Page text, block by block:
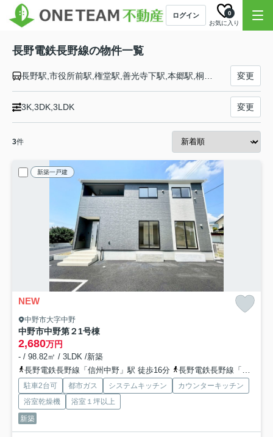
ログイン
お気に入り
0
長野電鉄長野線の物件一覧
変更
3K,3DK,3LDK 変更
3件
新築一戸建
NEW
中野市大字中野
中野市中野第２ 1号棟
2,680万円
- / 98.82㎡ / 3LDK /新築
長野電鉄長野線「信州中野」駅 徒歩16分
長野電鉄長野線「延徳」駅 徒歩19分
駐車2台可 都市ガス システムキッチン
カウンターキッチン
浴室乾燥機
浴室１坪以上
新築